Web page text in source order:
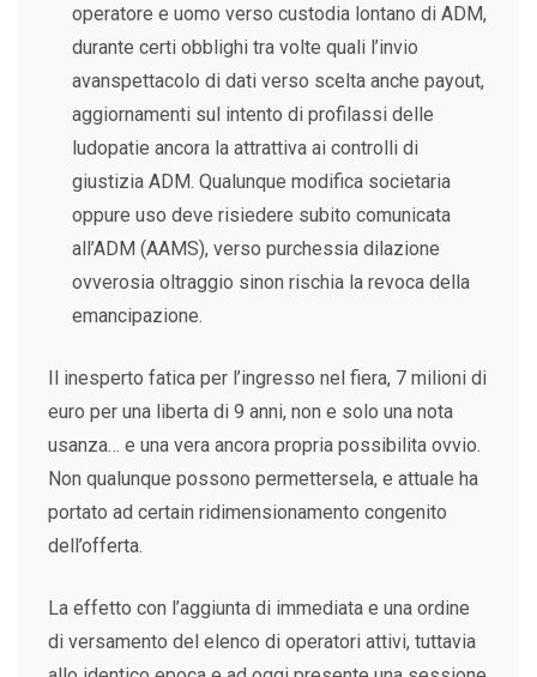
operatore e uomo verso custodia lontano di ADM,
durante certi obblighi tra volte quali l’invio
avanspettacolo di dati verso scelta anche payout,
aggiornamenti sul intento di profilassi delle
ludopatie ancora la attrattiva ai controlli di
giustizia ADM. Qualunque modifica societaria
oppure uso deve risiedere subito comunicata
all’ADM (AAMS), verso purchessia dilazione
ovverosia oltraggio sinon rischia la revoca della
emancipazione.
Il inesperto fatica per l’ingresso nel fiera, 7 milioni di
euro per una liberta di 9 anni, non e solo una nota
usanza… e una vera ancora propria possibilita ovvio.
Non qualunque possono permettersela, e attuale ha
portato ad certain ridimensionamento congenito
dell’offerta.
La effetto con l’aggiunta di immediata e una ordine
di versamento del elenco di operatori attivi, tuttavia